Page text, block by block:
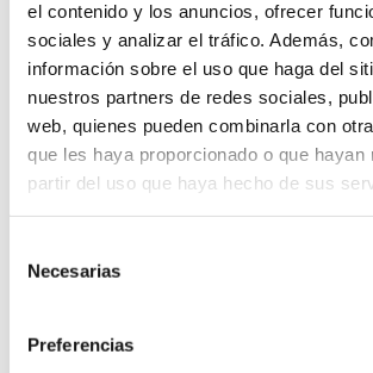
el contenido y los anuncios, ofrecer
sociales y analizar el tráfico. Además,
información sobre el uso que haga del
nuestros partners de redes sociales,
web, quienes pueden combinarla con
que les haya proporcionado o que hayan
partir del uso que haya hecho de sus
Necesarias
Preferencias
proceduresand techniques
professionals.
ARTÍCULOS
RELACIONADOS